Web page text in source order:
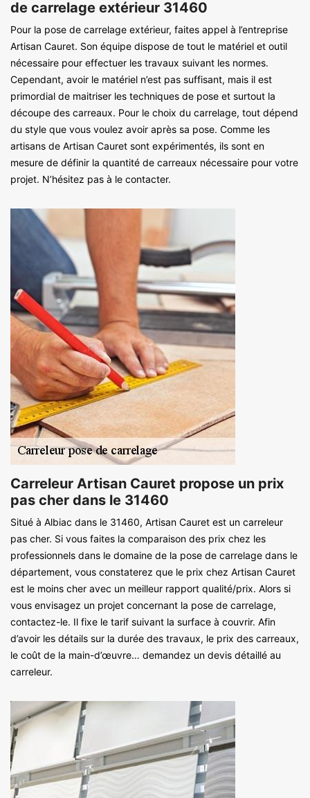
de carrelage extérieur 31460
Pour la pose de carrelage extérieur, faites appel à l’entreprise
Artisan Cauret. Son équipe dispose de tout le matériel et outil
nécessaire pour effectuer les travaux suivant les normes.
Cependant, avoir le matériel n’est pas suffisant, mais il est
primordial de maitriser les techniques de pose et surtout la
découpe des carreaux. Pour le choix du carrelage, tout dépend
du style que vous voulez avoir après sa pose. Comme les
artisans de Artisan Cauret sont expérimentés, ils sont en
mesure de définir la quantité de carreaux nécessaire pour votre
projet. N’hésitez pas à le contacter.
Carreleur Artisan Cauret propose un prix
pas cher dans le 31460
Situé à Albiac dans le 31460, Artisan Cauret est un carreleur
pas cher. Si vous faites la comparaison des prix chez les
professionnels dans le domaine de la pose de carrelage dans le
département, vous constaterez que le prix chez Artisan Cauret
est le moins cher avec un meilleur rapport qualité/prix. Alors si
vous envisagez un projet concernant la pose de carrelage,
contactez-le. Il fixe le tarif suivant la surface à couvrir. Afin
d’avoir les détails sur la durée des travaux, le prix des carreaux,
le coût de la main-d’œuvre… demandez un devis détaillé au
carreleur.